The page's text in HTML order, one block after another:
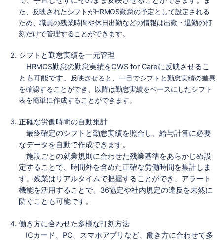
た、反映されたシフトがHRMOS勤怠の予定として設定される
ため、職員の残業時間や休日出勤などの情報は出勤・退勤の打
刻だけで管理することができます。
シフトと勤怠実績を一元管理
HRMOS勤怠の勤怠実績をCWS for Careに反映させるこ
とも可能です。
反映させると、一目でシフトと勤怠実績の差異
を確認することができ、以降は勤怠実績をベースにしたシフト
表を簡単に作成することができます。
正確な労働時間の自動集計
最終確定のシフトと勤怠実績を照合し、給与計算に必要
なデータを自動で作成できます。
施設ごとの就業規則に合わせた残業基準をあらかじめ設
定することで、時間外を含めた正確な労働時間を集計しま
す。残業はリアルタイムで把握することができ、アラート
機能を活用することで、36協定や社内規定の違反を未然に
防ぐことも可能です。
働き方に合わせた多様な打刻方法
ICカード、PC、スマホアプリなど、働き方に合わせて多